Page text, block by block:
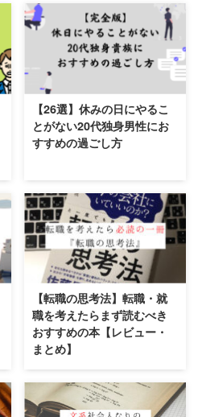
【26選】休みの日にやるこ
とがない20代独身男性にお
すすめの過ごし方
【転職の思考法】転職・就
職を考えたらまず読むべき
おすすめの本【レビュー・
まとめ】